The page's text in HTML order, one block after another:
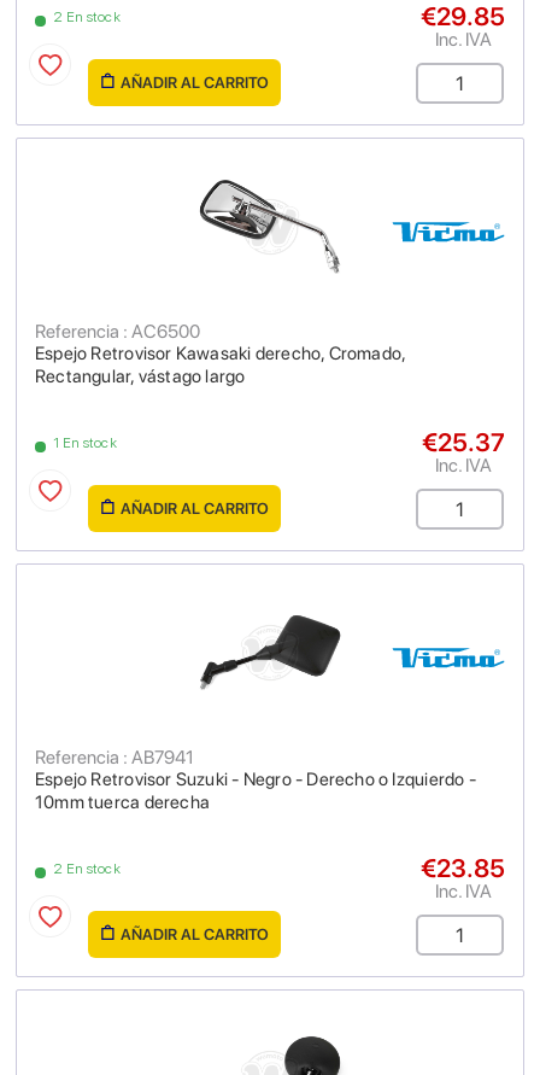
2 En stock €29.85
Inc. IVA
AÑADIR AL CARRITO
Espejo Retrovisor Kawasaki derecho, Cromado,
Rectangular, vástago largo
Referencia : AC6500
1 En stock €25.37
Inc. IVA
AÑADIR AL CARRITO
Espejo Retrovisor Suzuki - Negro - Derecho o Izquierdo -
10mm tuerca derecha
Referencia : AB7941
2 En stock €23.85
Inc. IVA
AÑADIR AL CARRITO